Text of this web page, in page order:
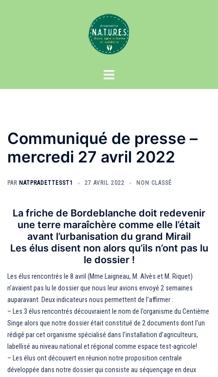
Ouvrir/fermer
Communiqué de presse –
mercredi 27 avril 2022
PAR NATPRADETTESST1 27 AVRIL 2022 NON CLASSÉ
La friche de Bordeblanche doit redevenir
une terre maraîchère comme elle l’était
avant l’urbanisation du grand Mirail
Les élus disent non alors qu’ils n’ont pas lu
le dossier !
Les élus rencontrés le 8 avril (Mme Laigneau, M. Alvès et M. Riquet)
n’avaient pas lu le dossier que nous leur avions envoyé 2 semaines
auparavant. Deux indicateurs nous permettent de l’affirmer :
– Les 3 élus rencontrés découvraient le nom de l’organisme du Centième
Singe alors que notre dossier était constitué de 2 documents dont l’un
rédigé par cet organisme spécialisé dans l’installation d’agriculteurs,
labellisé au niveau national et régional comme espace test-agricole!
– Les élus ont découvert en réunion notre proposition centrale
développée dans notre dossier qui consiste au séquençage en deux